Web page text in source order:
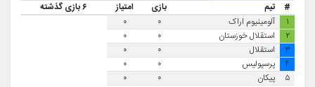
# تیم بازی امتیاز
۶ بازی گذشته
۱
آلومینیوم اراک ۰
۰
۲
استقلال خوزستان ۰
۰
۳
استقلال ۰
۰
۴
پرسپولیس ۰
۰
۵
پیکان ۰
۰